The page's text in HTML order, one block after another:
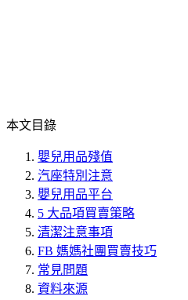
本文目錄
嬰兒用品殘值
汽座特別注意
嬰兒用品平台
5 大品項買賣策略
清潔注意事項
FB 媽媽社團買賣技巧
常見問題
資料來源